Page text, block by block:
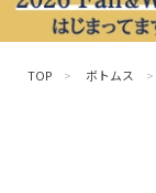
TOP > ボトムス >